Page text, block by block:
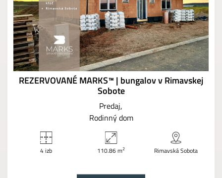
REZERVOVANÉ MARKS™ | bungalov v Rimavskej
Sobote
Predaj
Rodinný dom
4 izb 110.86 m2 Rimavská Sobota